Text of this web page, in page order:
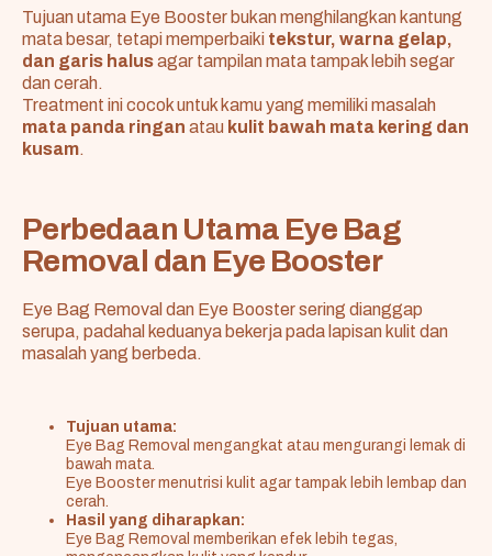
Tujuan utama Eye Booster bukan menghilangkan kantung
mata besar, tetapi memperbaiki tekstur, warna gelap,
dan garis halusagar tampilan mata tampak lebih segar
dan cerah.
Treatment ini cocok untuk kamu yang memiliki masalah
mata panda ringan atau kulit bawah mata kering dan
kusam.
Perbedaan Utama Eye Bag
Removal dan Eye Booster
Eye Bag Removal dan Eye Booster sering dianggap
serupa, padahal keduanya bekerja pada lapisan kulit dan
masalah yang berbeda.
Tujuan utama:
Eye Bag Removal mengangkat atau mengurangi lemak di
bawah mata.
Eye Booster menutrisi kulit agar tampak lebih lembap dan
cerah.
Hasil yang diharapkan:
Eye Bag Removal memberikan efek lebih tegas,